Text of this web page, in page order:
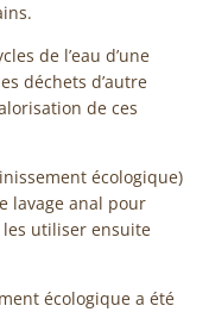
de l’eau d’une
déchets d’autre
de ces
écologique)
lavage anal pour
utiliser ensuite
écologique a été